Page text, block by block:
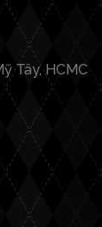
Tây, HCMC